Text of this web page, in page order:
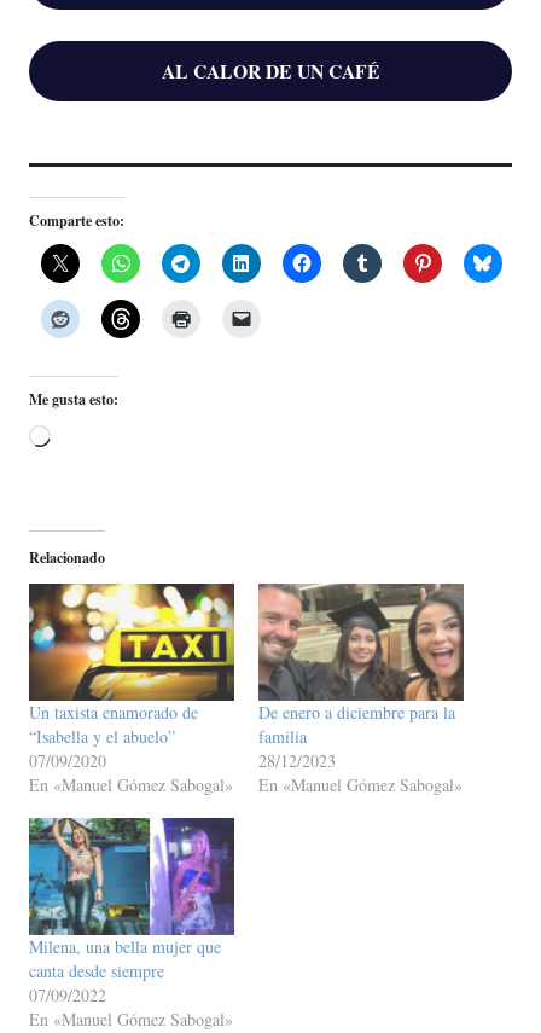
AL CALOR DE UN CAFÉ
Comparte esto:
Me gusta esto:
Cargando...
Relacionado
Un taxista enamorado de
“Isabella y el abuelo”
07/09/2020
En «Manuel Gómez Sabogal»
De enero a diciembre para la
familia
28/12/2023
En «Manuel Gómez Sabogal»
Milena, una bella mujer que
canta desde siempre
07/09/2022
En «Manuel Gómez Sabogal»